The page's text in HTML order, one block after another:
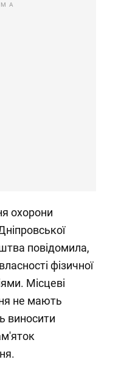
охорони
повідомила,
фізичної
Місцеві
не мають
виносити